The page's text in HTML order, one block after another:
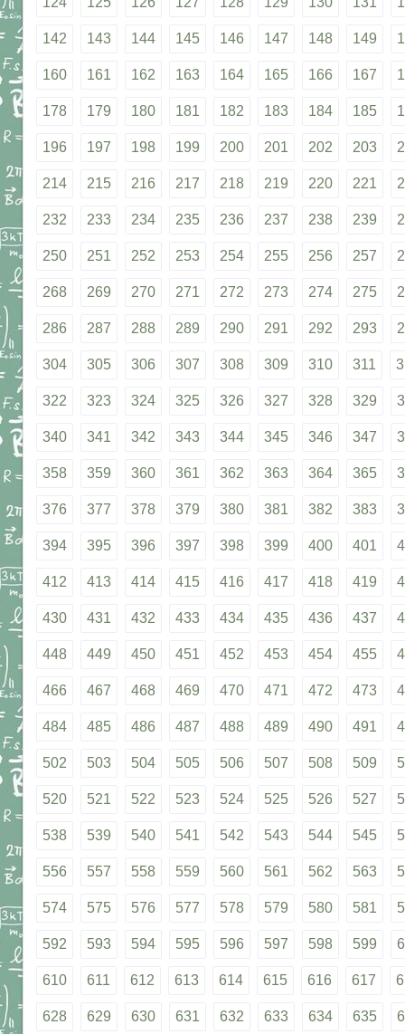
142 143 144 145 146 147 148 149
160 161 162 163 164 165 166 167
178 179 180 181 182 183 184 185
196 197 198 199 200 201 202 203
214 215 216 217 218 219 220 221
232 233 234 235 236 237 238 239
250 251 252 253 254 255 256 257
268 269 270 271 272 273 274 275
286 287 288 289 290 291 292 293
304 305 306 307 308 309 310 311
322 323 324 325 326 327 328 329
340 341 342 343 344 345 346 347
358 359 360 361 362 363 364 365
376 377 378 379 380 381 382 383
394 395 396 397 398 399 400 401
412 413 414 415 416 417 418 419
430 431 432 433 434 435 436 437
448 449 450 451 452 453 454 455
466 467 468 469 470 471 472 473
484 485 486 487 488 489 490 491
502 503 504 505 506 507 508 509
520 521 522 523 524 525 526 527
538 539 540 541 542 543 544 545
556 557 558 559 560 561 562 563
574 575 576 577 578 579 580 581
592 593 594 595 596 597 598 599
610 611 612 613 614 615 616 617
628 629 630 631 632 633 634 635